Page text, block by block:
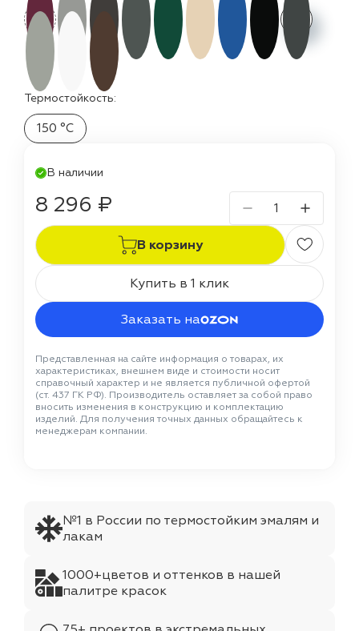
Термостойкость:
150 °C
В наличии
8 296 ₽
В корзину
Купить в 1 клик
Заказать на
Представленная на сайте информация о товарах, их
характеристиках, внешнем виде и стоимости носит
справочный характер и не является публичной офертой
(ст. 437 ГК РФ). Производитель оставляет за собой право
вносить изменения в конструкцию и комплектацию
изделий. Для получения точных данных обращайтесь к
менеджерам компании.
№1 в России по термостойким эмалям и
лакам
1000+цветов и оттенков в нашей
палитре красок